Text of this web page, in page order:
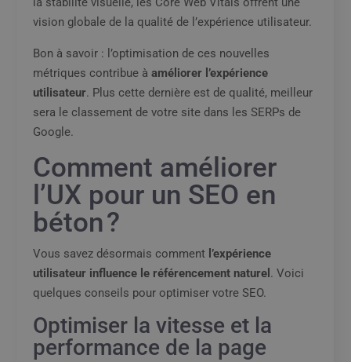
vision globale de la qualité de l’expérience utilisateur.
Bon à savoir : l’optimisation de ces nouvelles
métriques contribue àaméliorer l’expérience
utilisateur. Plus cette dernière est de qualité, meilleur
sera le classement de votre site dans les SERPs de
Google.
Comment améliorer
l’UX pour un SEO en
béton ?
Vous savez désormais comment l’expérience
utilisateur influence le référencement naturel . Voici
quelques conseils pour optimiser votre SEO.
Optimiser la vitesse et la
performance de la page